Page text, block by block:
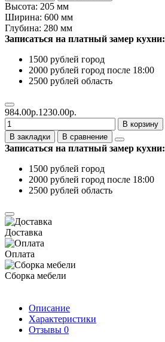
Высота: 205 мм
Ширина: 600 мм
Глубина: 280 мм
Записаться на платный замер кухни:
1500 рублей город
2000 рублей город после 18:00
2500 рублей область
984.00р.1230.00р.
В корзину
В закладки
В сравнение
Записаться на платный замер кухни:
1500 рублей город
2000 рублей город после 18:00
2500 рублей область
Доставка
Оплата
Сборка мебели
Описание
Характеристики
Отзывы 0